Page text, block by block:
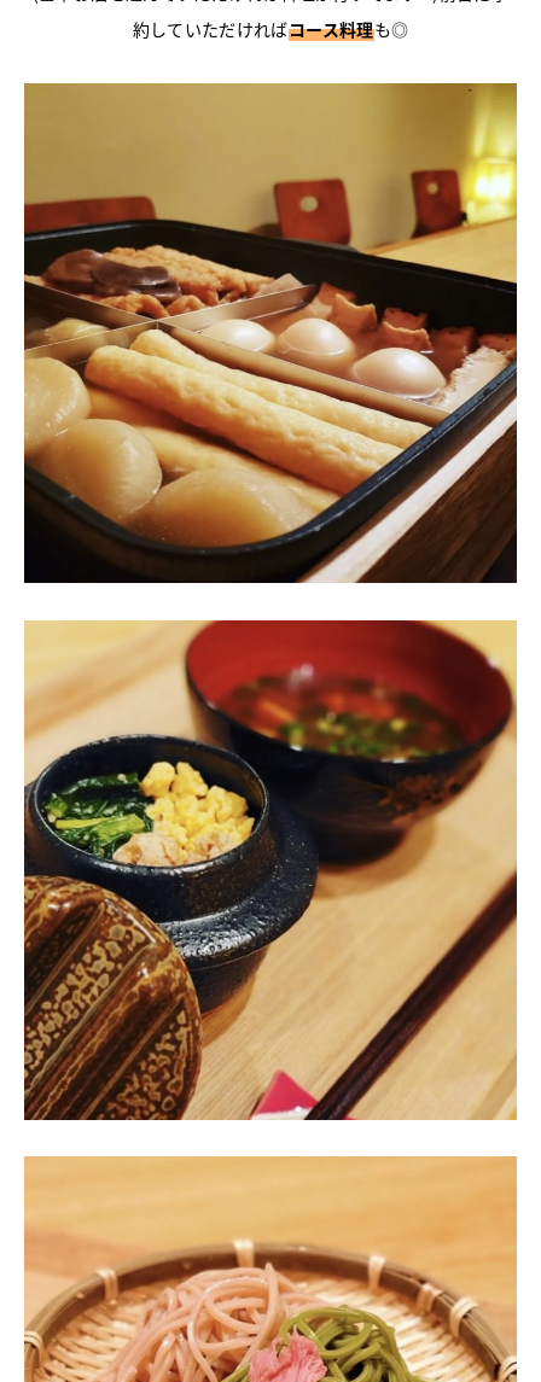
約していただければコース料理も◎